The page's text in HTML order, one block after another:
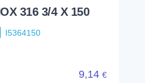
316 3/4 X 150
I5364150
9,14 €